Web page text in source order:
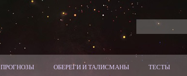
ПРОГНОЗЫ ОБЕРЕГИ И ТАЛИСМАНЫ ТЕСТЫ